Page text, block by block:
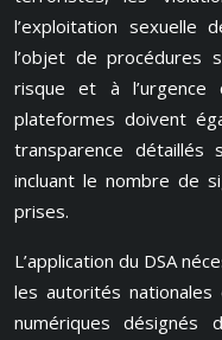
l’exploitation sexuelle
l’objet de procédures
risque et à
plateformes doivent
transparence détaillés
incluant le nombre de
prises.
L’application du DSA
les autorités
numériques désignés